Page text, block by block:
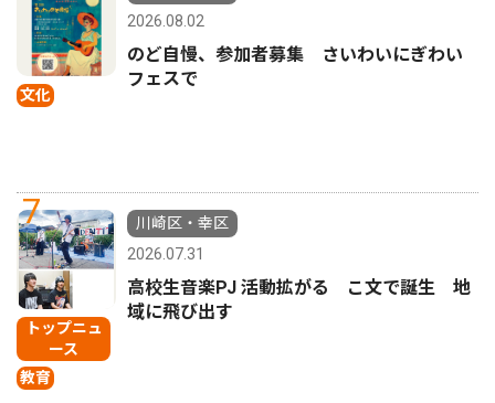
文化
2026.08.02
のど自慢、参加者募集 さいわいにぎわい
フェスで
7
トップニュ
ース
教育
川崎区・幸区
2026.07.31
高校生音楽PJ 活動拡がる こ文で誕生 地
域に飛び出す